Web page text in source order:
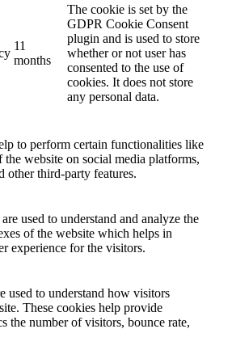
11
months
The cookie is set by the
GDPR Cookie Consent
plugin and is used to store
whether or not user has
consented to the use of
cookies. It does not store
any personal data.
to perform certain functionalities like
the website on social media platforms,
other third-party features.
used to understand and analyze the
of the website which helps in
experience for the visitors.
used to understand how visitors
These cookies help provide
the number of visitors, bounce rate,